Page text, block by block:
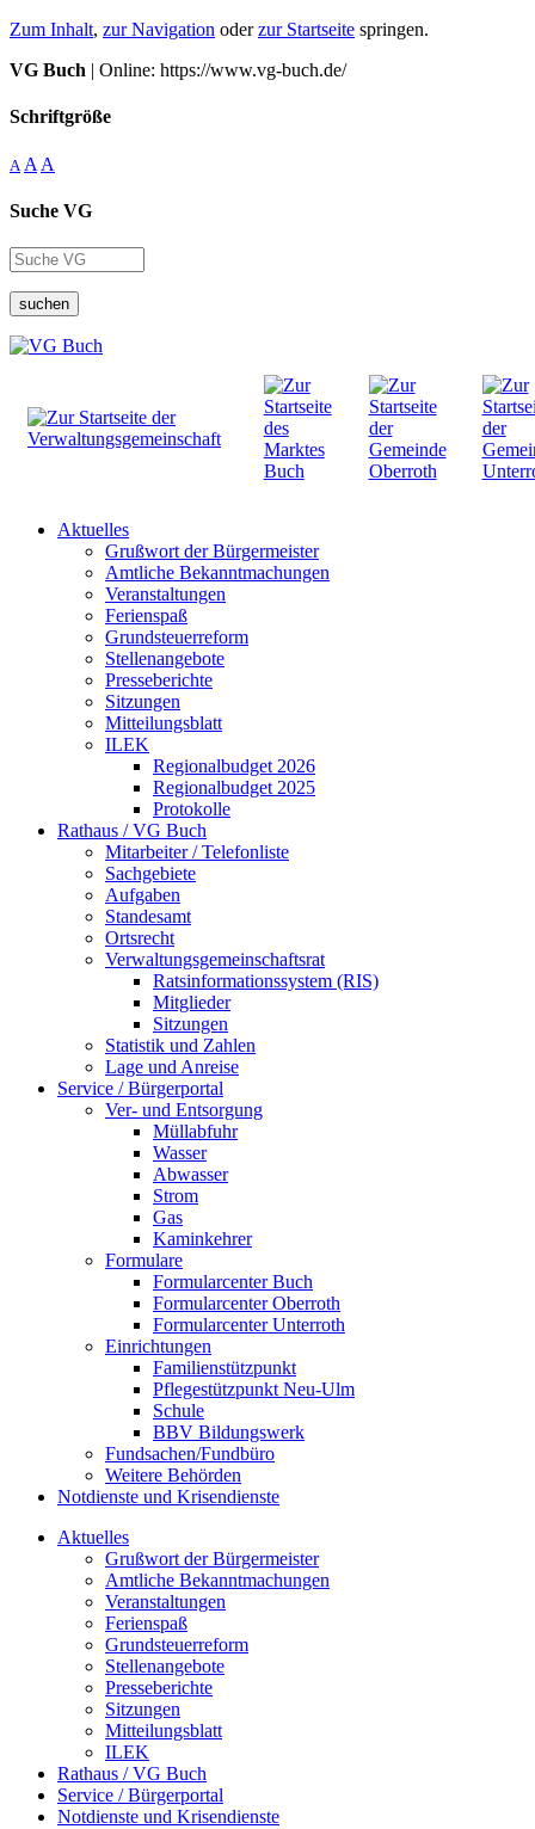
Zum Inhalt, zur Navigation oderzur Startseite springen.
VG Buch | Online: https://www.vg-buch.de/
Schriftgröße
A A A
Suche VG
suchen
Aktuelles
Grußwort der Bürgermeister
Amtliche Bekanntmachungen
Veranstaltungen
Ferienspaß
Grundsteuerreform
Stellenangebote
Presseberichte
Sitzungen
Mitteilungsblatt
ILEK
Regionalbudget 2026
Regionalbudget 2025
Protokolle
Rathaus / VG Buch
Mitarbeiter / Telefonliste
Sachgebiete
Aufgaben
Standesamt
Ortsrecht
Verwaltungsgemeinschaftsrat
Ratsinformationssystem (RIS)
Mitglieder
Sitzungen
Statistik und Zahlen
Lage und Anreise
Service / Bürgerportal
Ver- und Entsorgung
Müllabfuhr
Wasser
Abwasser
Strom
Gas
Kaminkehrer
Formulare
Formularcenter Buch
Formularcenter Oberroth
Formularcenter Unterroth
Einrichtungen
Familienstützpunkt
Pflegestützpunkt Neu-Ulm
Schule
BBV Bildungswerk
Fundsachen/Fundbüro
Weitere Behörden
Notdienste und Krisendienste
Aktuelles
Grußwort der Bürgermeister
Amtliche Bekanntmachungen
Veranstaltungen
Ferienspaß
Grundsteuerreform
Stellenangebote
Presseberichte
Sitzungen
Mitteilungsblatt
ILEK
Rathaus / VG Buch
Service / Bürgerportal
Notdienste und Krisendienste